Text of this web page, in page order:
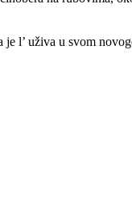
l’ uživa u svom